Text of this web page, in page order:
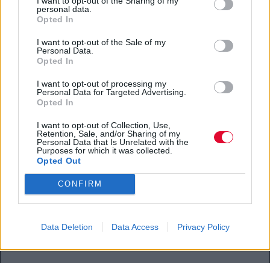
personal data.
Opted In
I want to opt-out of the Sale of my
Personal Data.
Opted In
I want to opt-out of processing my
Personal Data for Targeted Advertising.
Opted In
I want to opt-out of Collection, Use,
Retention, Sale, and/or Sharing of my
Personal Data that Is Unrelated with the
Purposes for which it was collected.
Opted Out
CONFIRM
Data Deletion Data Access Privacy Policy
κατά τη διάρκεια της πανδημίας.
Δεν βιώνουμε τις ίδιες συνθήκες όλοι με το ίδιο
Το πώς βιώνει κανείς ένα lockdown ή τι επιπτώσεις
και με το πόσο έχει και σε τι βαθμό έχει επηρεάσει
συνολικά τις συνθήκες ζωής του.Πόσο έχει πλήξει,
με λίγα λόγια, την οικονομική του κατάσταση, την
επαγγελματική του ρουτίνα, το εισόδημα, τις ώρες
εργασίας, τη σχέση του, την οικογενειακή του
κατάσταση αλλά και την υγεία του. Το σε ποια
επιπρόσθετα το αντίκτυπο στην ψυχική του